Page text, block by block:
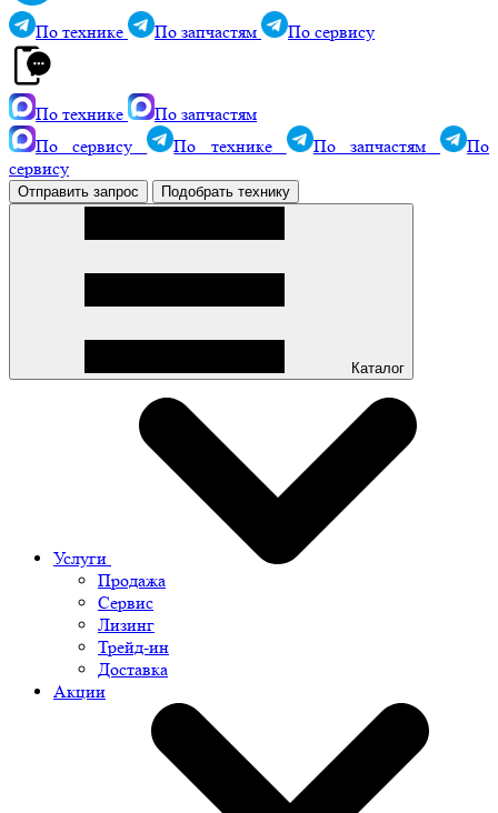
По технике По запчастям По сервису
По технике
По запчастям
По сервису
По технике По запчастям
По
сервису
Отправить запрос Подобрать технику
Каталог
Услуги
Продажа
Сервис
Лизинг
Трейд-ин
Доставка
Акции